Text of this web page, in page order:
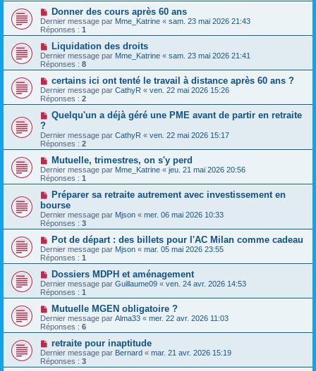
Donner des cours après 60 ans
Dernier message par Mme_Katrine « sam. 23 mai 2026 21:43
Réponses : 1
Liquidation des droits
Dernier message par Mme_Katrine « sam. 23 mai 2026 21:41
Réponses : 8
certains ici ont tenté le travail à distance après 60 ans ?
Dernier message par CathyR « ven. 22 mai 2026 15:26
Réponses : 2
Quelqu'un a déjà géré une PME avant de partir en retraite
?
Dernier message par CathyR « ven. 22 mai 2026 15:17
Réponses : 2
Mutuelle, trimestres, on s'y perd
Dernier message par Mme_Katrine « jeu. 21 mai 2026 20:56
Réponses : 1
Préparer sa retraite autrement avec investissement en
bourse
Dernier message par Mjson « mer. 06 mai 2026 10:33
Réponses : 3
Pot de départ : des billets pour l'AC Milan comme cadeau
Dernier message par Mjson « mar. 05 mai 2026 23:55
Réponses : 1
Dossiers MDPH et aménagement
Dernier message par Guillaume09 « ven. 24 avr. 2026 14:53
Réponses : 1
Mutuelle MGEN obligatoire ?
Dernier message par Alma33 « mer. 22 avr. 2026 11:03
Réponses : 6
retraite pour inaptitude
Dernier message par Bernard « mar. 21 avr. 2026 15:19
Réponses : 3